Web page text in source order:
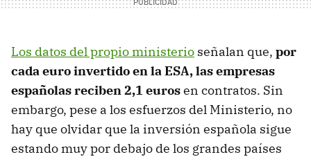
Los datos del propio ministerio señalan que, por
cada euro invertido en la ESA, las empresas
españolas reciben 2,1 eurosen contratos. Sin
embargo, pese a los esfuerzos del Ministerio, no
hay que olvidar que la inversión española sigue
estando muy por debajo de los grandes países